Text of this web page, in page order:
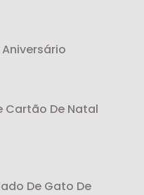
Cartão De Natal
De Gato De